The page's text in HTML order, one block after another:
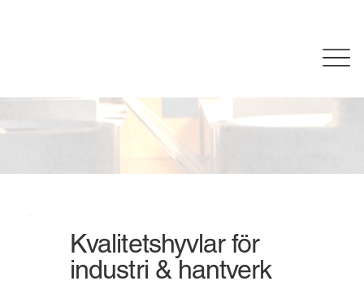
Kvalitetshyvlar för
industri & hantverk